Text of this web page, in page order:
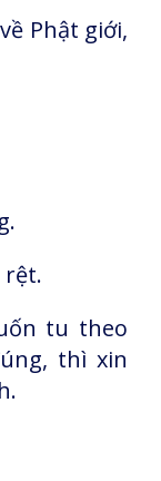
Phật giới,
rệt.
tu theo
thì xin